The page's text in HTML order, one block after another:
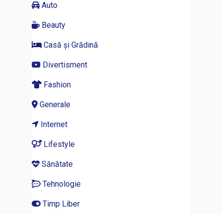
Auto
Beauty
Casă și Grădină
Divertisment
Fashion
Generale
Internet
Lifestyle
Sănătate
Tehnologie
Timp Liber